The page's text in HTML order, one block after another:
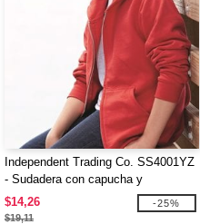
Independent Trading Co. SS4001YZ
- Sudadera con capucha y
cremallera completa de peso medio
para jóvenes
$14,26
$19,11
-25%